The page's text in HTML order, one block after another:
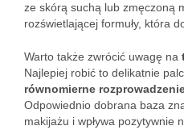
ze skórą suchą lub zmęczoną
rozświetlającej formuły, która
Warto także zwrócić uwagę na
Najlepiej robić to delikatnie
równomierne
Odpowiednio dobrana baza
makijażu i wpływa pozytywnie